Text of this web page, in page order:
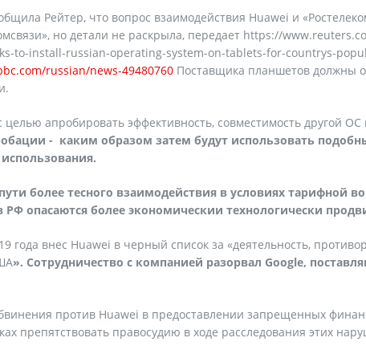
Рейтер, что вопрос взаимодействия Huawei и
но детали не раскрыла, передает https://
to-install-russian-operating-system-on-tablets-for-countrys-
russian/news-49480760 Поставщика планшетов должны
целью апробировать эффективность, совместимость другой
- каким образом затем будут использовать
более тесного взаимодействия в условиях тарифной
опасаются более экономическии технологически
года внес Huawei в черный список за «деятельность,
». Сотрудничество с компанией разорвал Google,
против Huawei в предоставлении запрещенных
препятствовать правосудию в ходе расследования этих